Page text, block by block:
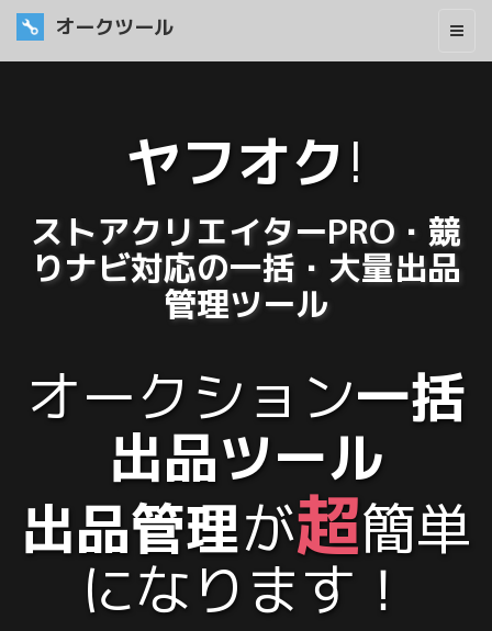
オークツール
ヤフオク !
ストアクリエイターPRO・競
りナビ対応の一括・大量出品
管理ツール
オークション一括
出品ツール
出品管理が超簡単
になります！